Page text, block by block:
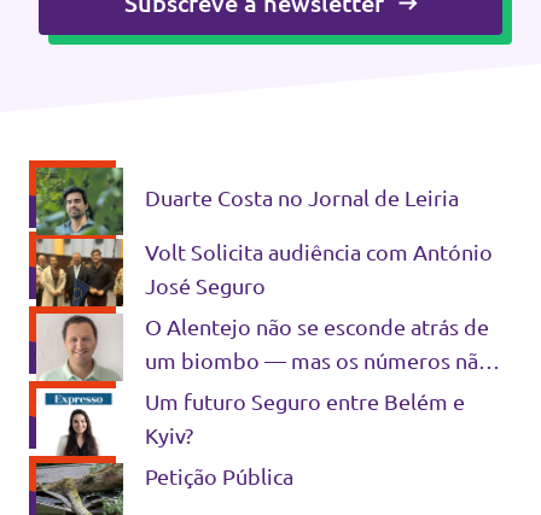
Duarte Costa no Jornal de Leiria
Volt Solicita audiência com António
José Seguro
O Alentejo não se esconde atrás de
um biombo — mas os números não
mentem
Um futuro Seguro entre Belém e
Kyiv?
Petição Pública